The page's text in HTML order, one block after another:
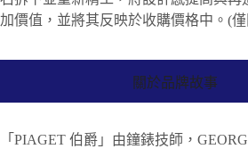
加價值，並將其反映於收購價格中。(
關於品牌故事
「PIAGET 伯爵」由鐘錶技師，